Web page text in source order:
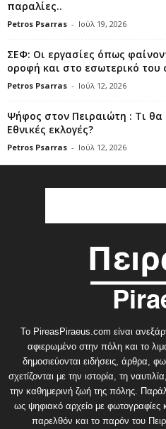
παραλίες..
Petros Psarras - Ιούλ 19, 2026
ΣΕΦ: Οι εργασίες όπως
οροφή και στο εσωτερικό του
Petros Psarras - Ιούλ 12, 2026
Ψήφος στον Πειραιώτη : Τι
Εθνικές εκλογές?
Petros Psarras - Ιούλ 12, 2026
Το PireasPiraeus.com είναι
αφιερωμένο στην πόλη και το
δημοσιεύονται ειδήσεις, άρθρα,
σχετίζονται με την ιστορία, τη
την καθημερινή ζωή της πόλης.
ως ψηφιακό αρχείο με φωτογραφίες
παρελθόν και το παρόν του